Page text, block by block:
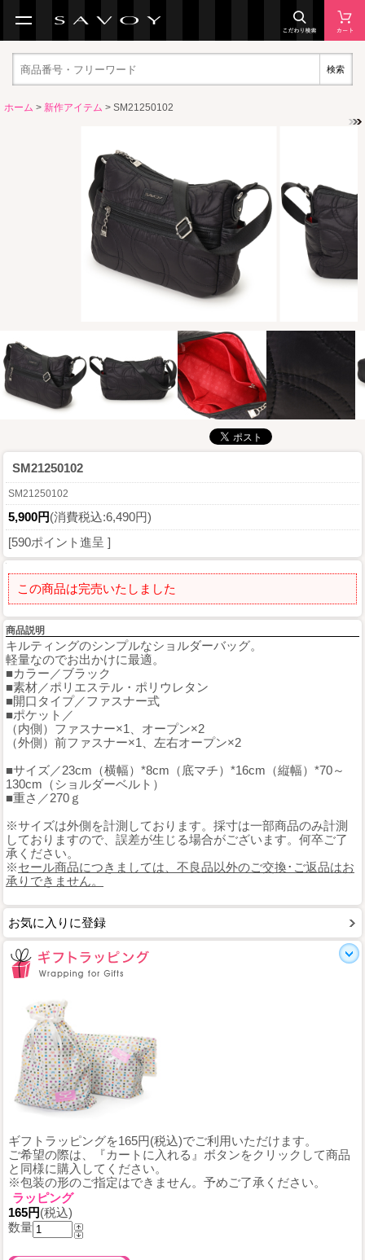
検索
ホーム > 新作アイテム > SM21250102
SM21250102
SM21250102
5,900円(消費税込:6,490円)
[590ポイント進呈 ]
この商品は完売いたしました
商品説明
キルティングのシンプルなショルダーバッグ。
軽量なのでお出かけに最適。
■カラー／ブラック
■素材／ポリエステル・ポリウレタン
■開口タイプ／ファスナー式
■ポケット／
（内側）ファスナー×1、オープン×2
（外側）前ファスナー×1、左右オープン×2
■サイズ／23cm（横幅）*8cm（底マチ）*16cm（縦幅）*70～
130cm（ショルダーベルト）
■重さ／270ｇ
※サイズは外側を計測しております。採寸は一部商品のみ計測
しておりますので、誤差が生じる場合がございます。何卒ご了
承ください。
※セール商品につきましては、不良品以外のご交換･ご返品はお
承りできません。
お気に入りに登録
ギフトラッピングを165円(税込)でご利用いただけます。
ご希望の際は、『カートに入れる』ボタンをクリックして商品
と同様に購入してください。
※包装の形のご指定はできません。予めご了承ください。
ラッピング
165円(税込)
数量